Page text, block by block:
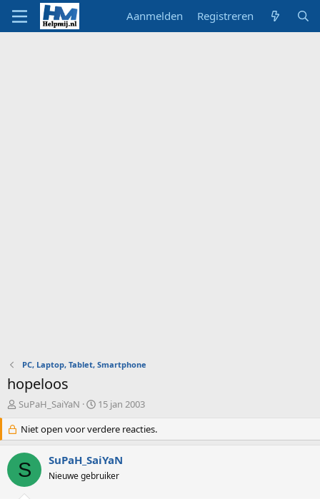
Aanmelden Registreren
PC, Laptop, Tablet, Smartphone
hopeloos
O
d
e
r
w
e
SuPaH_SaiYaN
S
a
r
t
d
a
15 jan 2003
Niet open voor verdere reacties.
S SuPaH_SaiYaN
Nieuwe gebruiker